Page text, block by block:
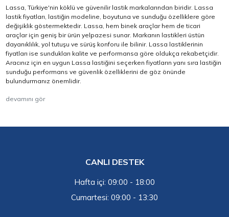
Lassa, Türkiye'nin köklü ve güvenilir lastik markalarından biridir. Lassa
lastik fiyatları, lastiğin modeline, boyutuna ve sunduğu özelliklere göre
değişiklik göstermektedir. Lassa, hem binek araçlar hem de ticari
araçlar için geniş bir ürün yelpazesi sunar. Markanın lastikleri üstün
dayanıklılık, yol tutuşu ve sürüş konforu ile bilinir. Lassa lastiklerinin
fiyatları ise sundukları kalite ve performansa göre oldukça rekabetçidir.
Aracınız için en uygun Lassa lastiğini seçerken fiyatların yanı sıra lastiğin
sunduğu performans ve güvenlik özelliklerini de göz önünde
bulundurmanız önemlidir.
devamını gör
CANLI DESTEK
Hafta içi: 09:00 - 18:00
Cumartesi: 09:00 - 13:30